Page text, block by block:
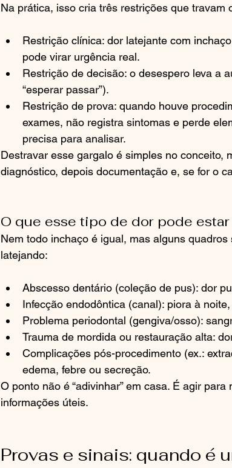
Na prática, isso cria três restrições que travam
Restrição clínica: dor latejante com
pode virar urgência real.
Restrição de decisão: o desespero leva a
“esperar passar”).
Restrição de prova: quando houve
exames, não registra sintomas e perde
precisa para analisar.
Destravar esse gargalo é simples no conceito,
diagnóstico, depois documentação e, se for o
O que esse tipo de dor pode
Nem todo inchaço é igual, mas alguns
latejando:
Abscesso dentário (coleção de pus): dor
Infecção endodôntica (canal): piora à
Problema periodontal (gengiva/osso):
Trauma de mordida ou restauração alta:
Complicações pós-procedimento (ex.:
edema, febre ou secreção.
O ponto não é “adivinhar” em casa. É agir
informações úteis.
Provas e sinais: quando é